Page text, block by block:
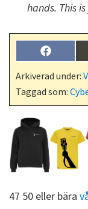
hands. This
Dela
på
F
a
c
b
o
Arkiverad under:
Taggad som:
47 50 eller bära